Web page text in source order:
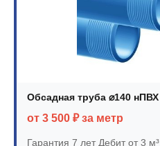
Обсадная труба ⌀140 нПВХ
от 3 500 ₽ за метр
Гарантия 7 летДебит от 3 м³